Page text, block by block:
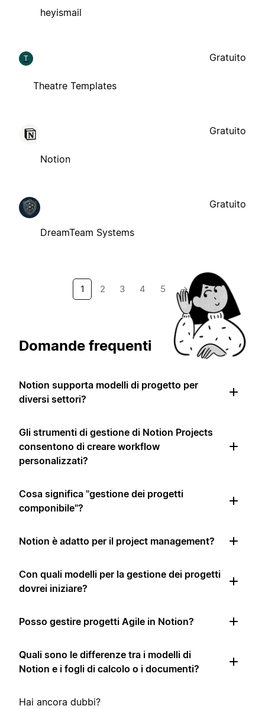
heyismail
T
Theatre Templates
Gratuito
Notion
Gratuito
DreamTeam Systems
Gratuito
1 2 3 4 5 →
Domande frequenti
Notion supporta modelli di progetto per
diversi settori?
Gli strumenti di gestione di Notion Projects
consentono di creare workflow
personalizzati?
Cosa significa "gestione dei progetti
componibile"?
Notion è adatto per il project management?
Con quali modelli per la gestione dei progetti
dovrei iniziare?
Posso gestire progetti Agile in Notion?
Quali sono le differenze tra i modelli di
Notion e i fogli di calcolo o i documenti?
Hai ancora dubbi?